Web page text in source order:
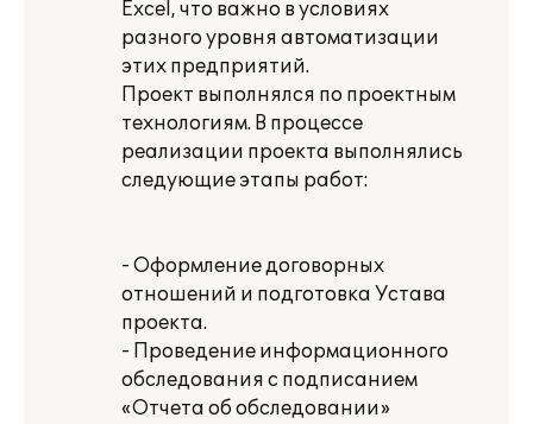
Excel, что важно в условиях
разного уровня автоматизации
этих предприятий.
Проект выполнялся по проектным
технологиям. В процессе
реализации проекта выполнялись
следующие этапы работ:
- Оформление договорных
отношений и подготовка Устава
проекта.
- Проведение информационного
обследования с подписанием
«Отчета об обследовании»